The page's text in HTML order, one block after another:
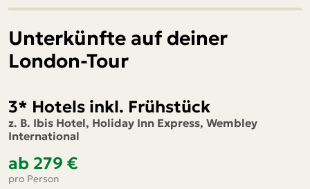
Unterkünfte auf deiner
London-Tour
3* Hotels inkl. Frühstück
z. B. Ibis Hotel, Holiday Inn Express, Wembley
International
ab 279 €
pro Person